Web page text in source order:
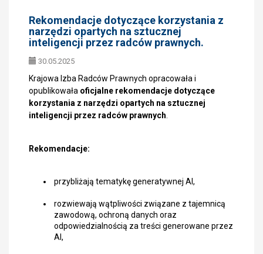
Rekomendacje dotyczące korzystania z
narzędzi opartych na sztucznej
inteligencji przez radców prawnych.
30.05.2025
Krajowa Izba Radców Prawnych opracowała i
opublikowała oficjalne rekomendacje dotyczące
korzystania z narzędzi opartych na sztucznej
inteligencji przez radców prawnych
Rekomendacje:
przybliżają tematykę generatywnej AI,
rozwiewają wątpliwości związane z tajemnicą
zawodową, ochroną danych oraz
odpowiedzialnością za treści generowane przez
AI,